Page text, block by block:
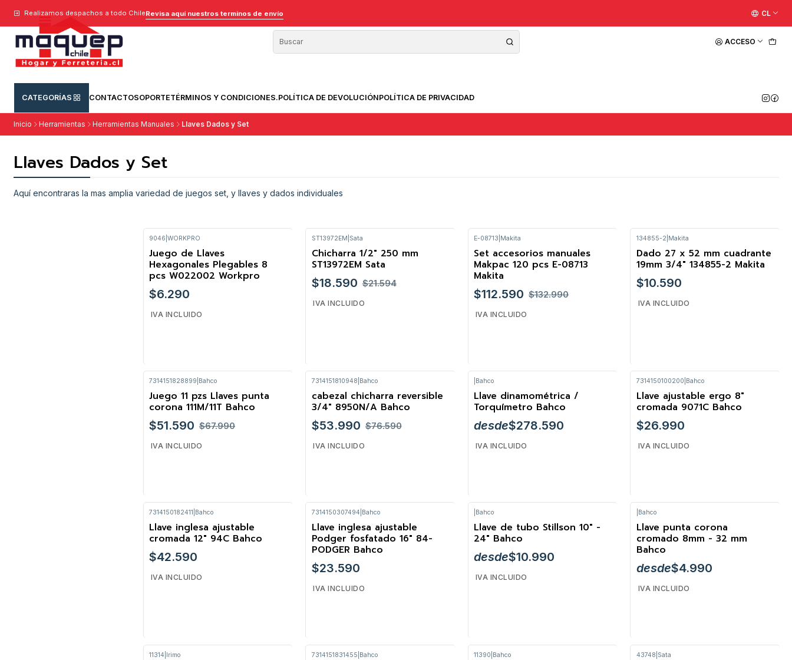
ACCESO
CATEGORÍAS CONTACTOSOPORTETÉRMINOS Y CONDICIONES.POLÍTICA DE DEVOLUCIÓNPOLÍTICA DE PRIVACIDAD
Realizamos despachos a todo ChileRevisa aquí nuestros terminos de envío CL
Inicio Herramientas Herramientas Manuales Llaves Dados y Set
Llaves Dados y Set
Aquí encontraras la mas amplia variedad de juegos set, y llaves y dados individuales
9046 WORKPRO
Juego de Llaves
Hexagonales Plegables 8
pcs W022002 Workpro
$6.290
IVA INCLUIDO
-14%
ST13972EM Sata
Chicharra 1/2" 250 mm
ST13972EM Sata
$18.590 $21.594
IVA INCLUIDO
-15%
E-08713 Makita
Set accesorios manuales
Makpac 120 pcs E-08713
Makita
$112.590 $132.990
IVA INCLUIDO
134855-2 Makita
Dado 27 x 52 mm cuadrante
19mm 3/4" 134855-2 Makita
$10.590
IVA INCLUIDO
-24%
7314151828899 Bahco
Juego 11 pzs Llaves punta
corona 111M/11T Bahco
$51.590 $67.990
IVA INCLUIDO
-30%
7314151810948 Bahco
cabezal chicharra reversible
3/4" 8950N/A Bahco
$53.990 $76.590
IVA INCLUIDO
Bahco
Llave dinamométrica /
Torquímetro Bahco
desde$278.590
IVA INCLUIDO
7314150100200 Bahco
Llave ajustable ergo 8"
cromada 9071C Bahco
$26.990
IVA INCLUIDO
7314150182411 Bahco
Llave inglesa ajustable
cromada 12" 94C Bahco
$42.590
IVA INCLUIDO
7314150307494 Bahco
Llave inglesa ajustable
Podger fosfatado 16" 84-
PODGER Bahco
$23.590
IVA INCLUIDO
Bahco
Llave de tubo Stillson 10" -
24" Bahco
desde$10.990
IVA INCLUIDO
Bahco
Llave punta corona
cromado 8mm - 32 mm
Bahco
desde$4.990
IVA INCLUIDO
11314 Irimo 7314151831455 Bahco 11390 Bahco 43748 Sata